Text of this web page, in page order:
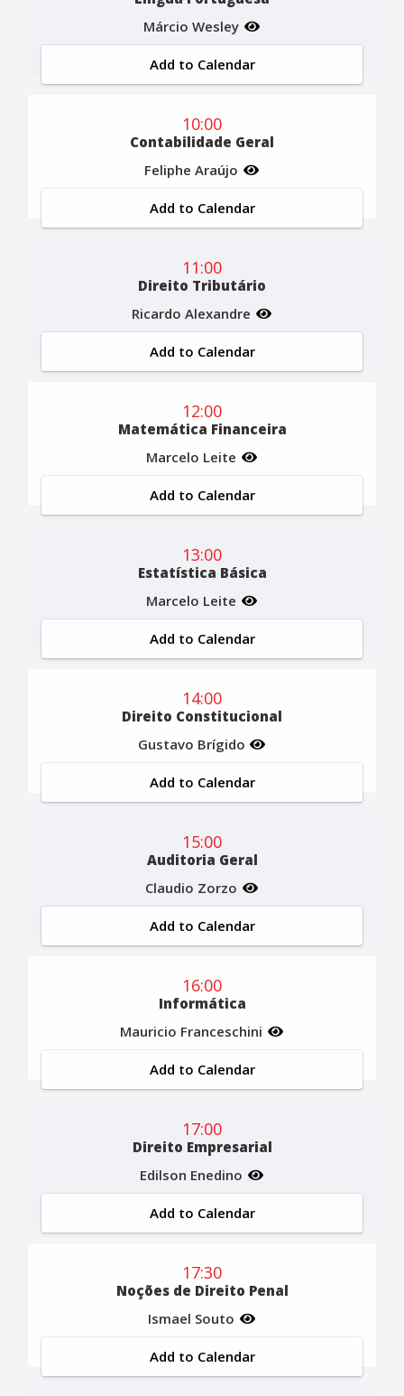
Márcio Wesley
Add to Calendar
10:00
Contabilidade Geral
Feliphe Araújo
Add to Calendar
11:00
Direito Tributário
Ricardo Alexandre
Add to Calendar
12:00
Matemática Financeira
Marcelo Leite
Add to Calendar
13:00
Estatística Básica
Marcelo Leite
Add to Calendar
14:00
Direito Constitucional
Gustavo Brígido
Add to Calendar
15:00
Auditoria Geral
Claudio Zorzo
Add to Calendar
16:00
Informática
Mauricio Franceschini
Add to Calendar
17:00
Direito Empresarial
Edilson Enedino
Add to Calendar
17:30
Noções de Direito Penal
Ismael Souto
Add to Calendar